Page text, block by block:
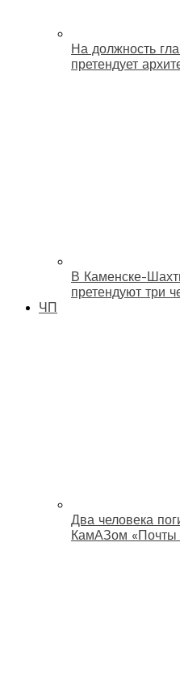
На должность
претендует
В Каменске-
претендуют три
ЧП
Два человека
КамАЗом «Почты